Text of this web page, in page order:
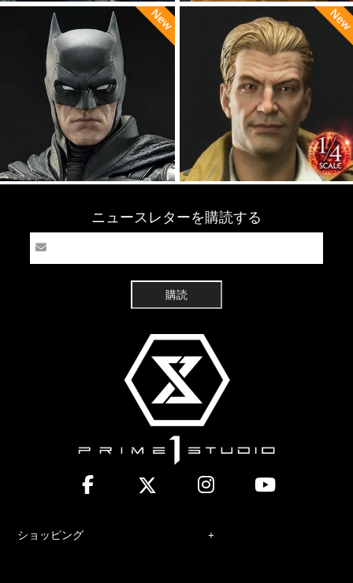
ニュースレターを購読する
購読
ショッピング